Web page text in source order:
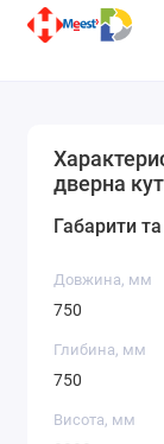
дверна
Габарити
Довжина, мм
750
Глибина, мм
750
Висота, мм